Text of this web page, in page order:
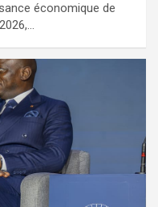
économique de